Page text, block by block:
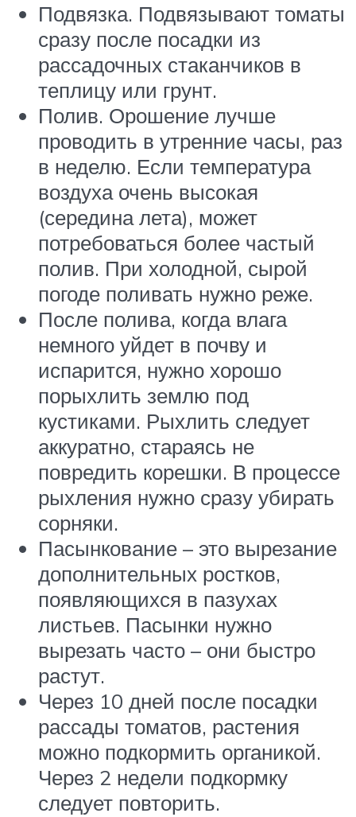
Подвязка. Подвязывают томаты
сразу после посадки из
рассадочных стаканчиков в
теплицу или грунт.
Полив. Орошение лучше
проводить в утренние часы, раз
в неделю. Если температура
воздуха очень высокая
(середина лета), может
потребоваться более частый
полив. При холодной, сырой
погоде поливать нужно реже.
После полива, когда влага
немного уйдет в почву и
испарится, нужно хорошо
порыхлить землю под
кустиками. Рыхлить следует
аккуратно, стараясь не
повредить корешки. В процессе
рыхления нужно сразу убирать
сорняки.
Пасынкование – это вырезание
дополнительных ростков,
появляющихся в пазухах
листьев. Пасынки нужно
вырезать часто – они быстро
растут.
Через 10 дней после посадки
рассады томатов, растения
можно подкормить органикой.
Через 2 недели подкормку
следует повторить.